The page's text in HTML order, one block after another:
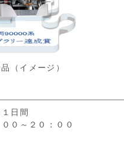
（イメージ）
日間
０～２０：００